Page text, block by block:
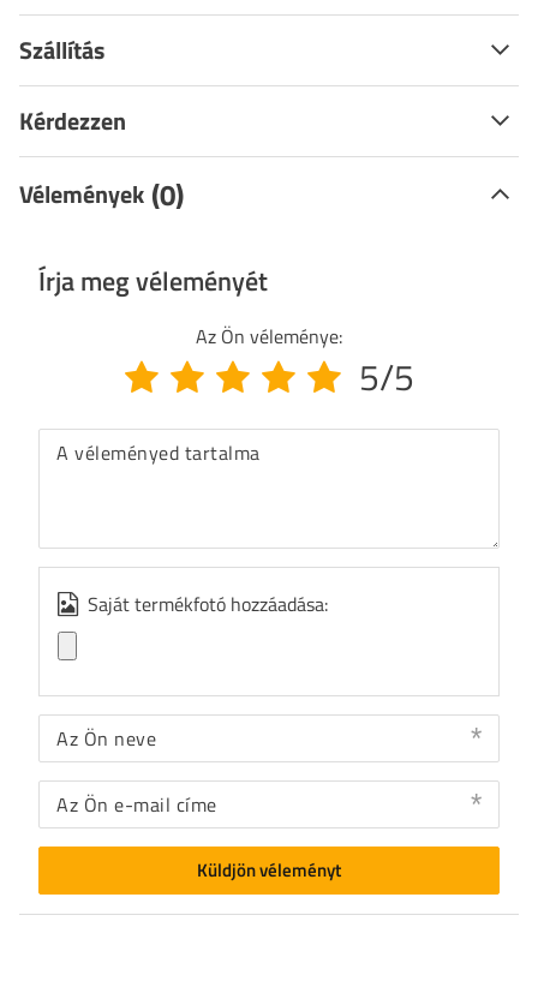
Szállítás
Kérdezzen
Vélemények (0)
Írja meg véleményét
Az Ön véleménye:
5/5
A véleményed tartalma
Saját termékfotó hozzáadása:
Az Ön neve
Az Ön e-mail címe
Küldjön véleményt